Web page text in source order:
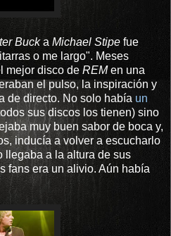
Bucka Michael Stipe fue
o me largo". Meses
mejor disco de REMen una
el pulso, la inspiración y
de directo. No solo había un
sus discos los tienen) sino
muy buen sabor de boca y,
inducía a volver a escucharlo
llegaba a la altura de sus
fans era un alivio. Aún había